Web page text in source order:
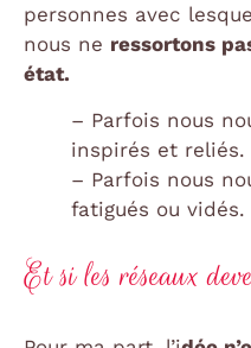
personnes avec
nous ne ressortons
état.
– Parfois nous
inspirés et reliés.
– Parfois nous
fatigués ou vidés.
Et si les réseaux